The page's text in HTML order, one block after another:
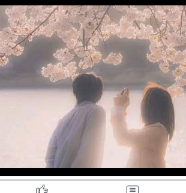
င်ရှင်ရှိလား မေးတဲ့အခါ
ပါတယ်ဆိုတဲ့အကြောင်း ရဲရဲဝံ့ဝံ့ ပြောဆိုခြင်းဖ
ျစ်သူအပေါ် သစ္စာရှိကြတယ်။ ။
ောက်ပြန်ခြင်း ပြစ်မှု့မှ
င်းရှင်းသောသူများ ဖြစ်ပါစေ။❣️🤍